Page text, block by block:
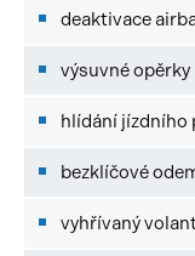
deaktivace
výsuvné opěrky
hlídání jízdního
bezklíčové
vyhřívaný